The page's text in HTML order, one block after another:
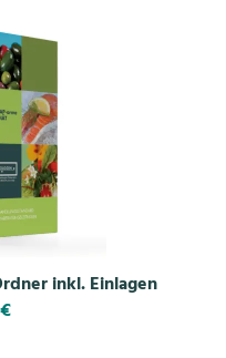
inkl. Einlagen
€